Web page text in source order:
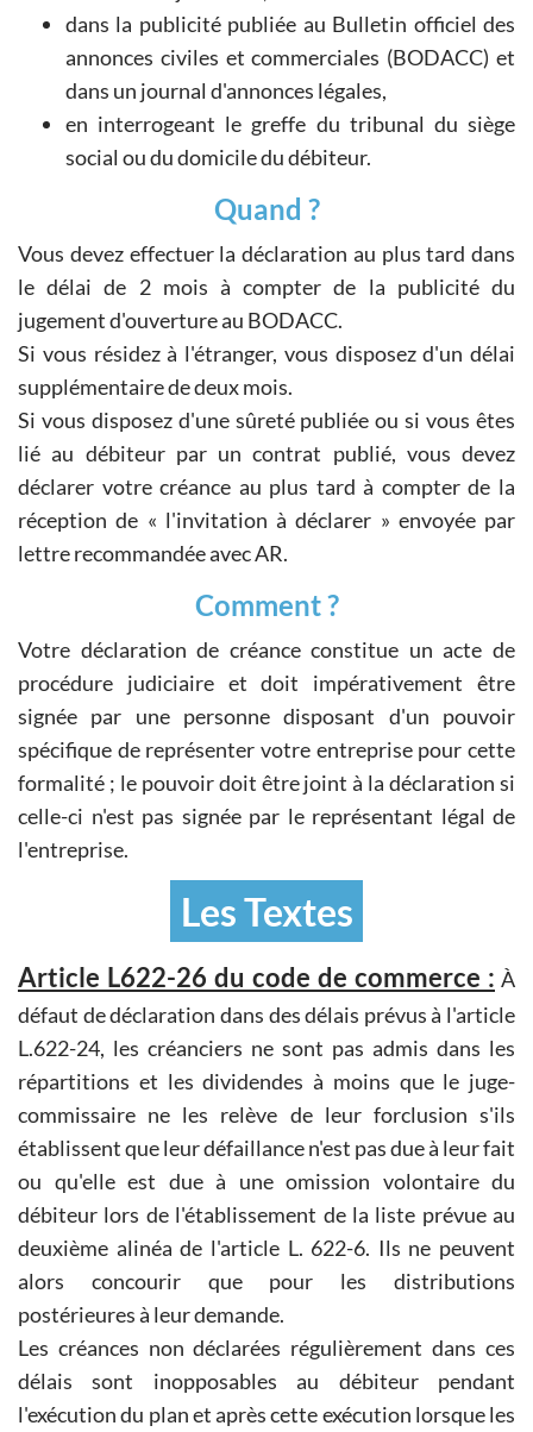
dans la publicité publiée au Bulletin officiel des
annonces civiles et commerciales (BODACC) et
dans un journal d'annonces légales,
en interrogeant le greffe du tribunal du siège
social ou du domicile du débiteur.
Quand ?
Vous devez effectuer la déclaration au plus tard dans
le délai de 2 mois à compter de la publicité du
jugement d'ouverture au BODACC.
Si vous résidez à l'étranger, vous disposez d'un délai
supplémentaire de deux mois.
Si vous disposez d'une sûreté publiée ou si vous êtes
lié au débiteur par un contrat publié, vous devez
déclarer votre créance au plus tard à compter de la
réception de « l'invitation à déclarer » envoyée par
lettre recommandée avec AR.
Comment ?
Votre déclaration de créance constitue un acte de
procédure judiciaire et doit impérativement être
signée par une personne disposant d'un pouvoir
spécifique de représenter votre entreprise pour cette
formalité ; le pouvoir doit être joint à la déclaration si
celle-ci n'est pas signée par le représentant légal de
l'entreprise.
Les Textes
Article L622-26 du code de commerce : À
défaut de déclaration dans des délais prévus à l'article
L.622-24, les créanciers ne sont pas admis dans les
répartitions et les dividendes à moins que le juge-
commissaire ne les relève de leur forclusion s'ils
établissent que leur défaillance n'est pas due à leur fait
ou qu'elle est due à une omission volontaire du
débiteur lors de l'établissement de la liste prévue au
deuxième alinéa de l'article L. 622-6. Ils ne peuvent
alors concourir que pour les distributions
postérieures à leur demande.
Les créances non déclarées régulièrement dans ces
délais sont inopposables au débiteur pendant
l'exécution du plan et après cette exécution lorsque les